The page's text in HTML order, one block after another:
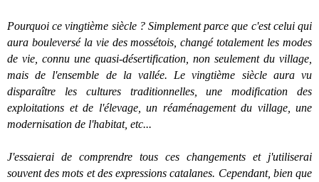
Pourquoi ce vingtième siècle ? Simplement parce que c'est celui qui
aura bouleversé la vie des mossétois, changé totalement les modes
de vie, connu une quasi-désertification, non seulement du village,
mais de l'ensemble de la vallée. Le vingtième siècle aura vu
disparaître les cultures traditionnelles, une modification des
exploitations et de l'élevage, un réaménagement du village, une
modernisation de l'habitat, etc...
J'essaierai de comprendre tous ces changements et j'utiliserai
souvent des mots et des expressions catalanes. Cependant, bien que